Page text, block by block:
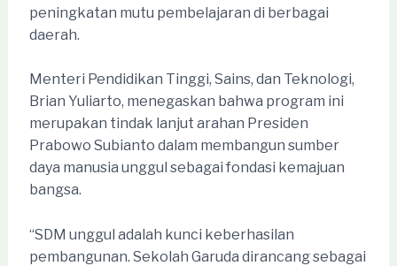
peningkatan mutu pembelajaran di berbagai
daerah.
Menteri Pendidikan Tinggi, Sains, dan Teknologi,
Brian Yuliarto, menegaskan bahwa program ini
merupakan tindak lanjut arahan Presiden
Prabowo Subianto dalam membangun sumber
daya manusia unggul sebagai fondasi kemajuan
bangsa.
“SDM unggul adalah kunci keberhasilan
pembangunan. Sekolah Garuda dirancang sebagai